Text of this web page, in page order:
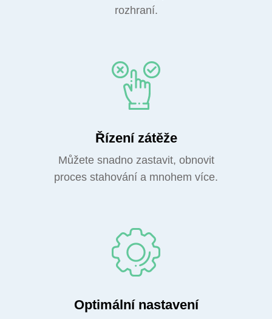
rozhraní.
Řízení zátěže
Můžete snadno zastavit, obnovit
proces stahování a mnohem více.
Optimální nastavení